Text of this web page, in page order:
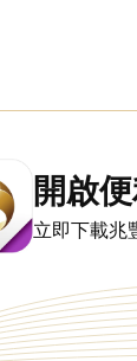
開啟
立即下載兆